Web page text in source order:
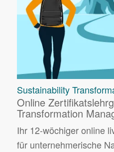
Sustainability
Online
Transformation
Ihr 12-wöchiger online
für unternehmerische